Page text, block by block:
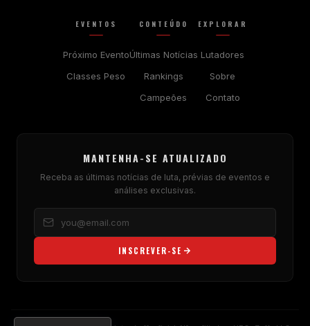
EVENTOS
Próximo Evento
Classes Peso
CONTEÚDO
Últimas Notícias
Rankings
Campeões
EXPLORAR
Lutadores
Sobre
Contato
MANTENHA-SE ATUALIZADO
Receba as últimas notícias de luta, prévias de eventos e
análises exclusivas.
INSCREVER-SE